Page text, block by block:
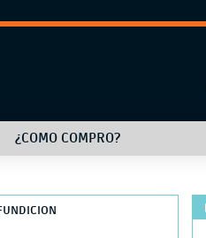
¿COMO COMPRO?